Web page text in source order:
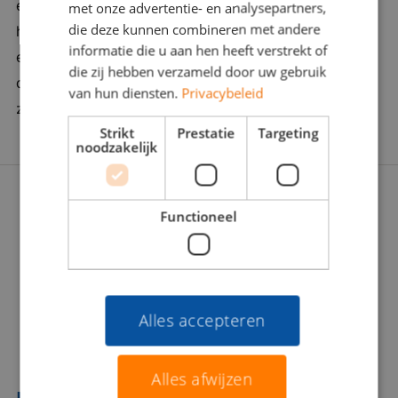
ruimte voor uitjes en gezelligheid. Bedrijf in vijf
woorden: Dynamisch, ondernemend,
servicegericht, flexibel, informeel
ervaring en een vleugje verleidingskracht. Want soms
heb je een duwtje in de rug nodig. Wij zijn er om je
een zinvolle carrièrestap te laten zetten. Daarom
doorgronden we jou én de werkgever stevig: Wat
zoeken jullie écht? Zijn jullie voor elkaar gemaakt?
met onze advertentie- en analysepartners,
die deze kunnen combineren met andere
informatie die u aan hen heeft verstrekt of
die zij hebben verzameld door uw gebruik
van hun diensten. Privacybeleid
Strikt
noodzakelijk
Prestatie Targeting
Functioneel
Alles accepteren
Alles afwijzen